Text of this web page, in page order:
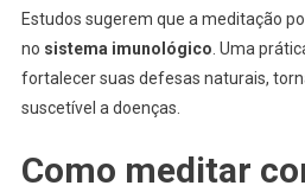
Estudos sugerem que a meditação
no sistema imunológico . Uma
fortalecer suas defesas naturais,
suscetível a doenças.
Como meditar